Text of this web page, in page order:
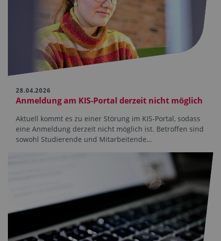
28.04.2026
Anmeldung am KIS-Portal derzeit nicht möglich
Aktuell kommt es zu einer Störung im KIS-Portal, sodass
eine Anmeldung derzeit nicht möglich ist. Betroffen sind
sowohl Studierende und Mitarbeitende…